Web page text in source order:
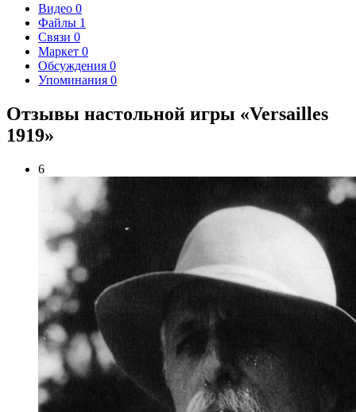
Видео 0
Файлы 1
Связи 0
Маркет 0
Обсуждения 0
Упоминания 0
Отзывы настольной игры «Versailles
1919»
6